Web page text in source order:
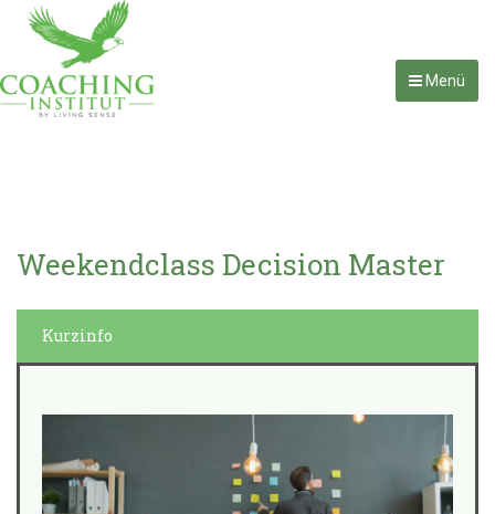
Menü
Weekendclass Decision Master
Kurzinfo